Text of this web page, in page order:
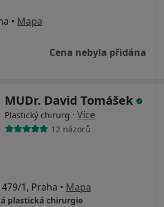
• Mapa
Cena nebyla přidána
MUDr. David Tomášek
Plastický chirurg · Více
12 názorů
1, Praha • Mapa
plastická chirurgie